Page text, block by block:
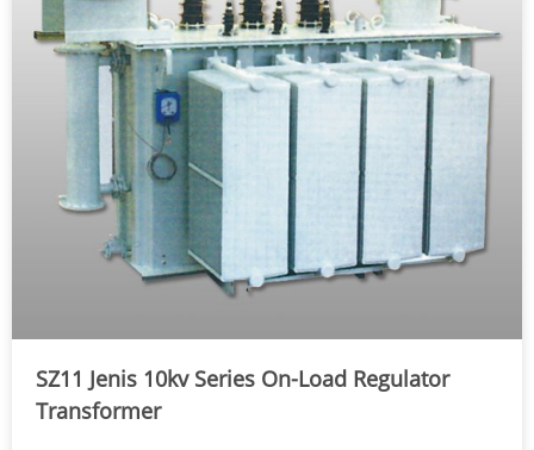
SZ11 Jenis 10kv Series On-Load Regulator
Transformer